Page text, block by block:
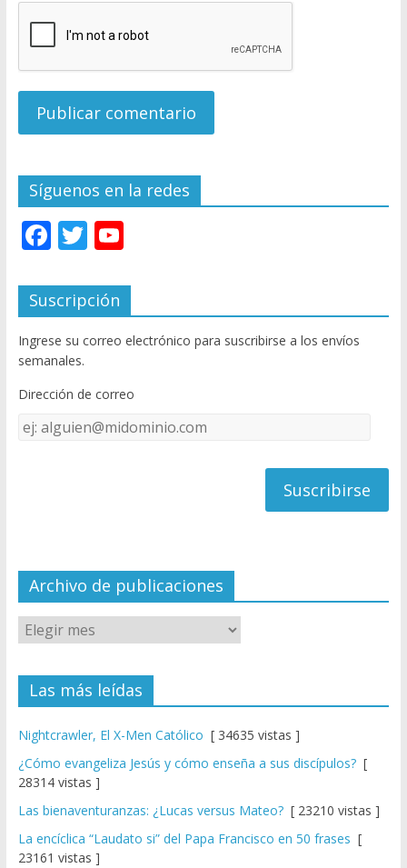
Síguenos en la redes
F
e
b
o
o
k
T
itt
er
Y
u
T
u
e
C
el
Suscripción
Ingrese su correo electrónico para suscribirse a los envíos
semanales.
Dirección de correo
Dirección
de
Archivo de publicaciones
Las más leídas
Nightcrawler, El X-Men Católico [ 34635 vistas ]
¿Cómo evangeliza Jesús y cómo enseña a sus discípulos?[
28314 vistas ]
Las bienaventuranzas: ¿Lucas versus Mateo?[ 23210 vistas ]
La encíclica “Laudato si” del Papa Francisco en 50 frases [
23161 vistas ]